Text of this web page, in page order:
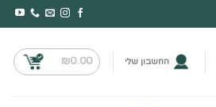
החשבון שלי ₪0.00